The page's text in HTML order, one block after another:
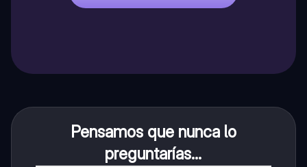
Pensamos que nunca lo
preguntarías...